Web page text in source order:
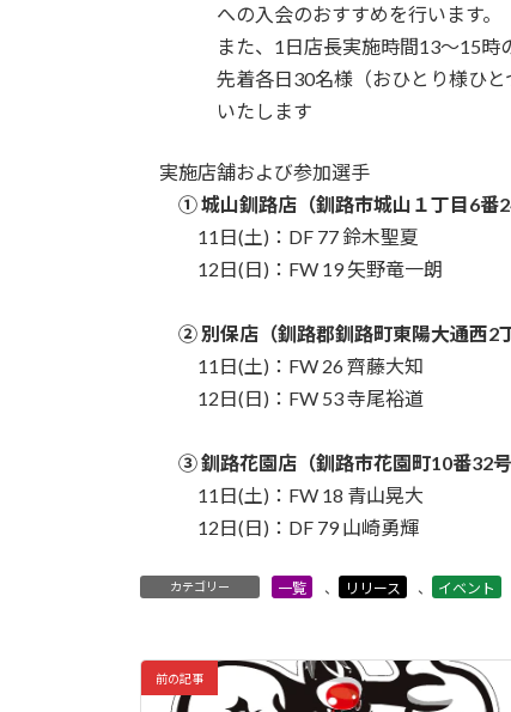
への入会のおすすめを行います。
また、1日店長実施時間13～15時の間
先着各日30名様（おひとり様ひとつ
いたします
実施店舗および参加選手
① 城山釧路店（釧路市城山１丁目6番
11日(土)：DF 77 鈴木聖夏
12日(日)：FW 19 矢野竜一朗
② 別保店（釧路郡釧路町東陽大通西2
11日(土)：FW 26 齊藤大知
12日(日)：FW 53 寺尾裕道
③ 釧路花園店（釧路市花園町10番32号
11日(土)：FW 18 青山晃大
12日(日)：DF 79 山崎勇輝
カテゴリー 一覧 、 リリース 、 イベント
前の記事